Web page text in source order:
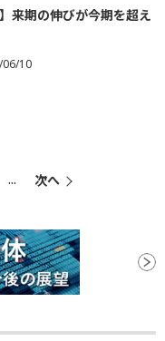
来期の伸びが今期を超え
06/10
... 次へ